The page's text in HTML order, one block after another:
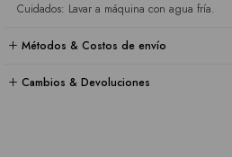
Cuidados: Lavar a máquina con agua fría.
Métodos & Costos de envío
Cambios & Devoluciones